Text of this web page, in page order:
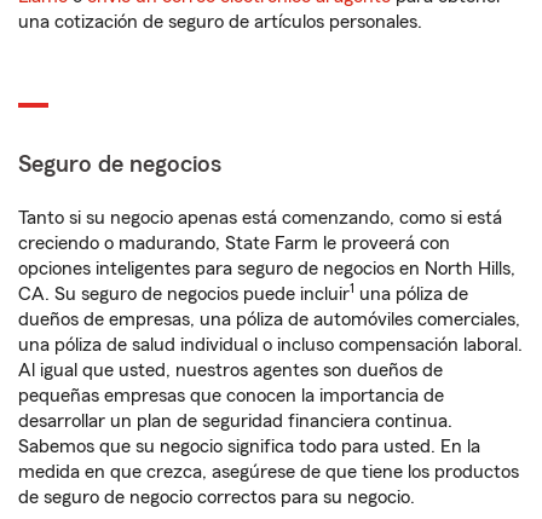
una cotización de seguro de artículos personales.
Seguro de negocios
Tanto si su negocio apenas está comenzando, como si está
creciendo o madurando, State Farm le proveerá con
opciones inteligentes para seguro de negocios en North Hills,
CA. Su seguro de negocios puede incluir1 una póliza de
dueños de empresas, una póliza de automóviles comerciales,
una póliza de salud individual o incluso compensación laboral.
Al igual que usted, nuestros agentes son dueños de
pequeñas empresas que conocen la importancia de
desarrollar un plan de seguridad financiera continua.
Sabemos que su negocio significa todo para usted. En la
medida en que crezca, asegúrese de que tiene los productos
de seguro de negocio correctos para su negocio.